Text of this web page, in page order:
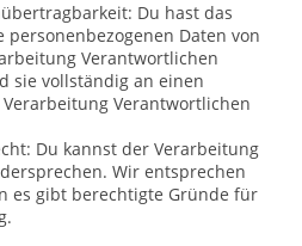
Du hast das
personenbezogenen Daten von
Verantwortlichen
sie vollständig an einen
Verantwortlichen
Du kannst der Verarbeitung
Wir entsprechen
es gibt berechtigte Gründe für